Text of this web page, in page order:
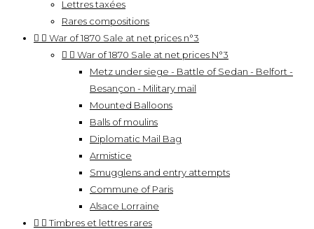
Lettres taxées
Rares compositions
  War of 1870 Sale at net prices n°3
  War of 1870 Sale at net prices N°3
Metz under siege - Battle of Sedan - Belfort -
Besançon - Military mail
Mounted Balloons
Balls of moulins
Diplomatic Mail Bag
Armistice
Smugglens and entry attempts
Commune of Paris
Alsace Lorraine
  Timbres et lettres rares